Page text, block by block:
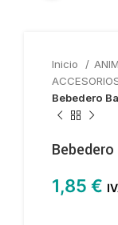
Inicio
Bebedero
1,85 €